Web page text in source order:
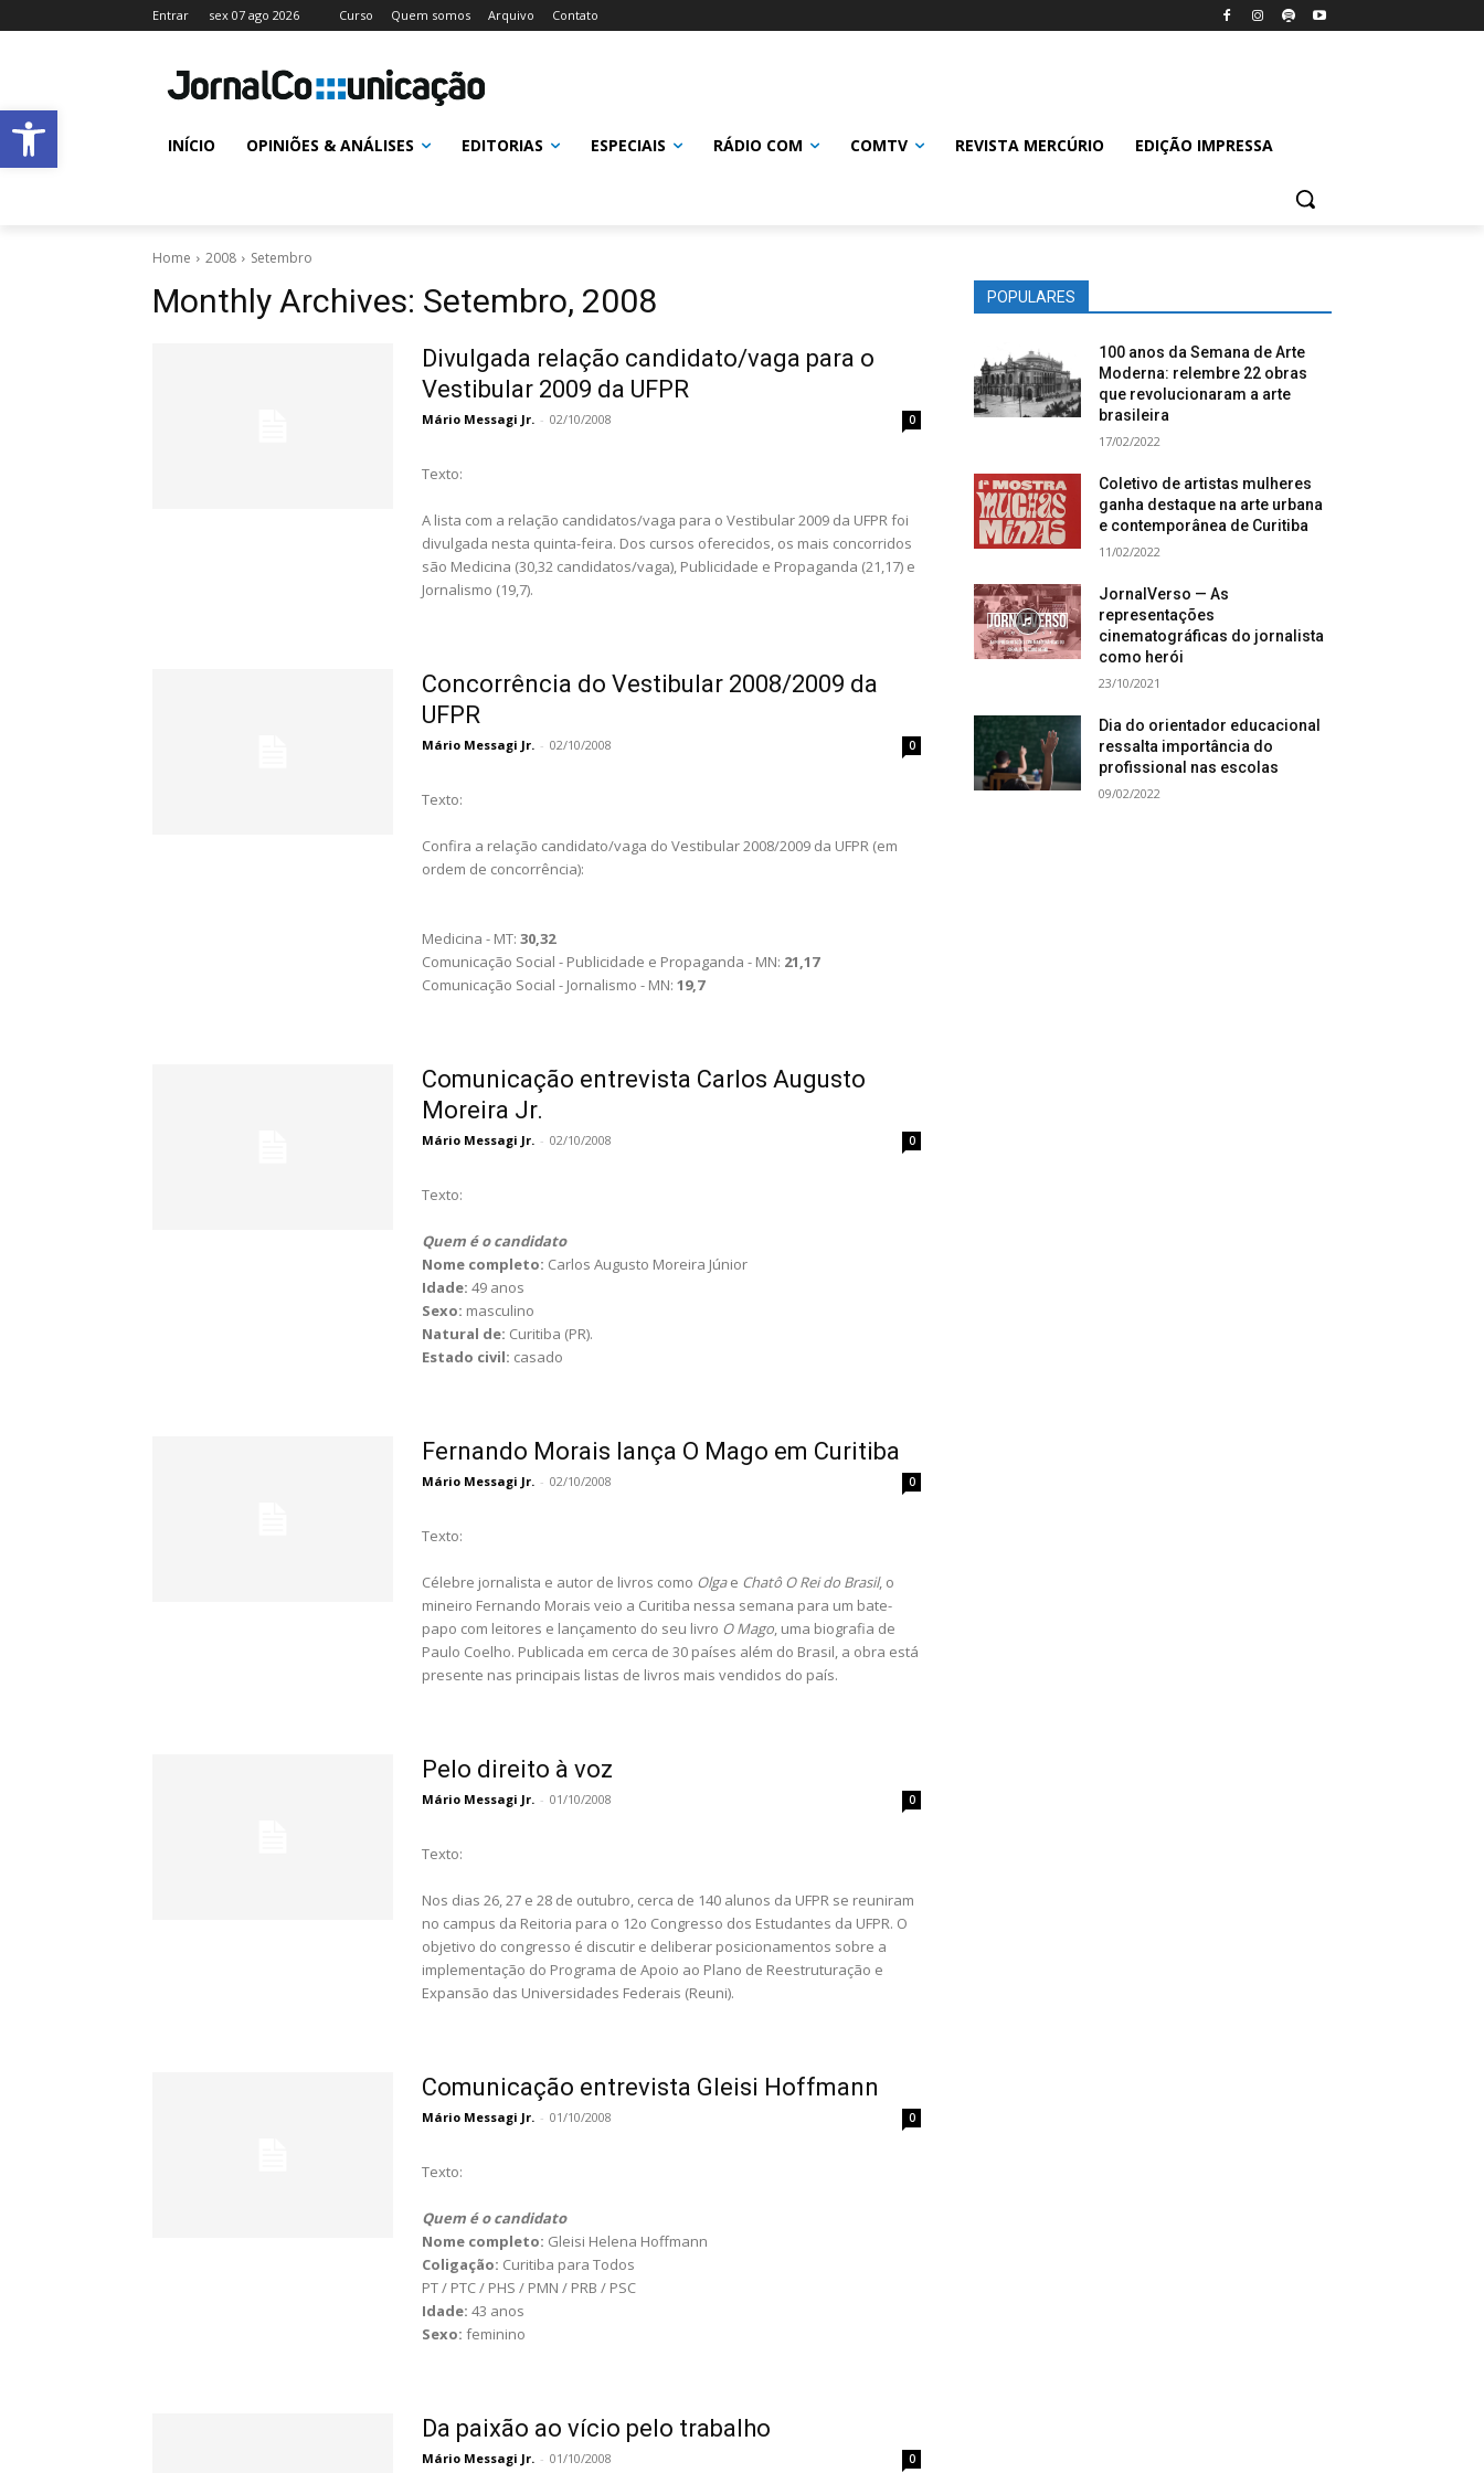
Abrir a barra de ferramentas
Entrar sex 07 ago 2026 Curso Quem somos Arquivo Contato
INÍCIO OPINIÕES & ANÁLISES EDITORIAS ESPECIAIS RÁDIO COM COMTV REVISTA MERCÚRIO EDIÇÃO IMPRESSA
Home 2008 Setembro
Monthly Archives: Setembro, 2008
Divulgada relação candidato/vaga para o
Vestibular 2009 da UFPR
Mário Messagi Jr. - 02/10/2008 0
Texto:
A lista com a relação candidatos/vaga para o Vestibular 2009 da UFPR foi
divulgada nesta quinta-feira. Dos cursos oferecidos, os mais concorridos
são Medicina (30,32 candidatos/vaga), Publicidade e Propaganda (21,17) e
Jornalismo (19,7).
Concorrência do Vestibular 2008/2009 da
UFPR
Mário Messagi Jr. - 02/10/2008 0
Texto:
Confira a relação candidato/vaga do Vestibular 2008/2009 da UFPR (em
ordem de concorrência):
Medicina - MT: 30,32
Comunicação Social - Publicidade e Propaganda - MN: 21,17
Comunicação Social - Jornalismo - MN: 19,7
Comunicação entrevista Carlos Augusto
Moreira Jr.
Mário Messagi Jr. - 02/10/2008 0
Texto:
Quem é o candidato
Nome completo: Carlos Augusto Moreira Júnior
Idade: 49 anos
Sexo: masculino
Natural de: Curitiba (PR).
Estado civil: casado
Fernando Morais lança O Mago em Curitiba
Mário Messagi Jr. - 02/10/2008 0
Texto:
Célebre jornalista e autor de livros como Olgae Chatô O Rei do Brasil, o
mineiro Fernando Morais veio a Curitiba nessa semana para um bate-
papo com leitores e lançamento do seu livro O Mago, uma biografia de
Paulo Coelho. Publicada em cerca de 30 países além do Brasil, a obra está
presente nas principais listas de livros mais vendidos do país.
Pelo direito à voz
Mário Messagi Jr. - 01/10/2008 0
Texto:
Nos dias 26, 27 e 28 de outubro, cerca de 140 alunos da UFPR se reuniram
no campus da Reitoria para o 12o Congresso dos Estudantes da UFPR. O
objetivo do congresso é discutir e deliberar posicionamentos sobre a
implementação do Programa de Apoio ao Plano de Reestruturação e
Expansão das Universidades Federais (Reuni).
Comunicação entrevista Gleisi Hoffmann
Mário Messagi Jr. - 01/10/2008 0
Texto:
Quem é o candidato
Nome completo: Gleisi Helena Hoffmann
Coligação: Curitiba para Todos
PT / PTC / PHS / PMN / PRB / PSC
Idade: 43 anos
Sexo: feminino
Da paixão ao vício pelo trabalho
Mário Messagi Jr. - 01/10/2008 0
POPULARES
100 anos da Semana de Arte
Moderna: relembre 22 obras
que revolucionaram a arte
brasileira
17/02/2022
Coletivo de artistas mulheres
ganha destaque na arte urbana
e contemporânea de Curitiba
11/02/2022
JornalVerso — As
representações
cinematográficas do jornalista
como herói
23/10/2021
Dia do orientador educacional
ressalta importância do
profissional nas escolas
09/02/2022